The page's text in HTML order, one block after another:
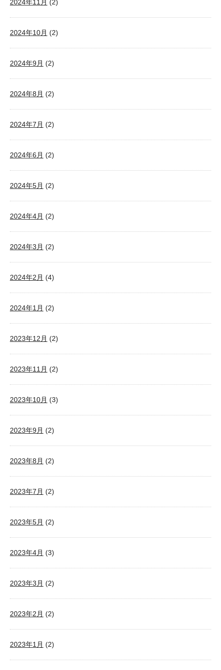
2024年11月 (2)
2024年10月 (2)
2024年9月 (2)
2024年8月 (2)
2024年7月 (2)
2024年6月 (2)
2024年5月 (2)
2024年4月 (2)
2024年3月 (2)
2024年2月 (4)
2024年1月 (2)
2023年12月 (2)
2023年11月 (2)
2023年10月 (3)
2023年9月 (2)
2023年8月 (2)
2023年7月 (2)
2023年5月 (2)
2023年4月 (3)
2023年3月 (2)
2023年2月 (2)
2023年1月 (2)